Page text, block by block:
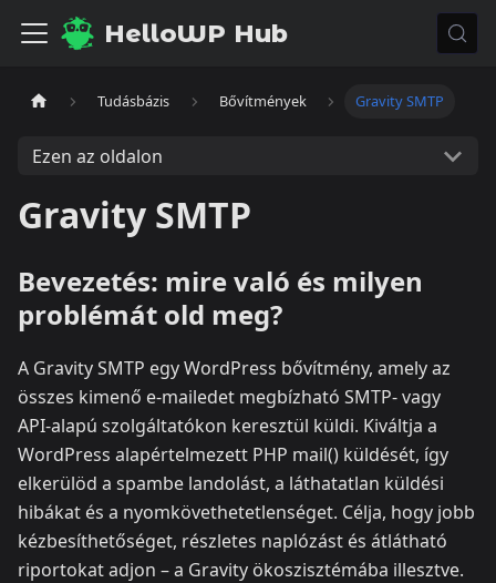
HelloWP Hub
Tudásbázis Bővítmények Gravity SMTP
Ezen az oldalon
Gravity SMTP
Bevezetés: mire való és milyen
problémát old meg?
A Gravity SMTP egy WordPress bővítmény, amely az
összes kimenő e‑mailedet megbízható SMTP‑ vagy
API‑alapú szolgáltatókon keresztül küldi. Kiváltja a
WordPress alapértelmezett PHP mail() küldését, így
elkerülöd a spambe landolást, a láthatatlan küldési
hibákat és a nyomkövethetetlenséget. Célja, hogy jobb
kézbesíthetőséget, részletes naplózást és átlátható
riportokat adjon – a Gravity ökoszisztémába illesztve.